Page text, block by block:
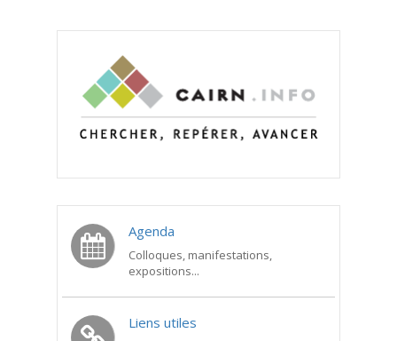
Agenda
Colloques, manifestations,
expositions...
Liens utiles